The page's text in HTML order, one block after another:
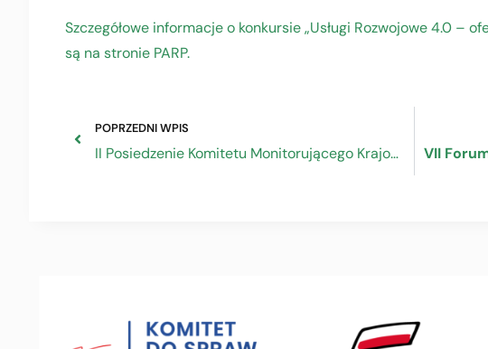
Szczegółowe informacje o konkursie „Usługi Rozwojowe 4.0 –
są na stronie PARP.
POPRZEDNI WPIS
II Posiedzenie Komitetu Monitorującego Krajowy Plan Odbudowy i Zwiększania Odporności